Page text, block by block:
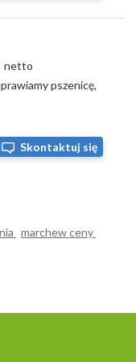
netto
pszenicę,
Skontaktuj się
marchew ceny